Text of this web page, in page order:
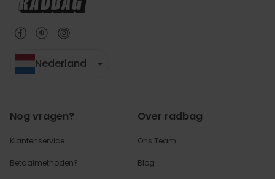
Nederland
Nog vragen?
Klantenservice
Betaalmethoden?
Over radbag
Ons Team
Blog